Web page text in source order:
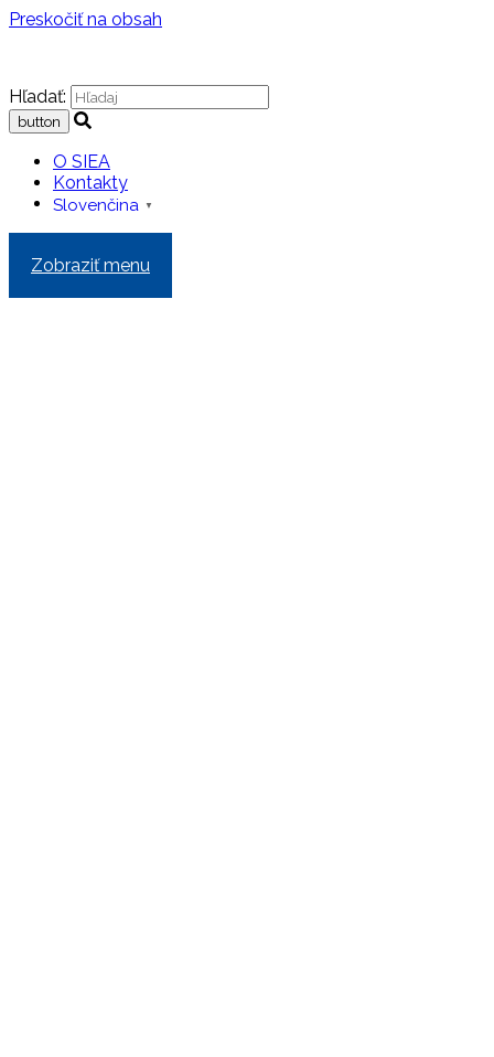
Preskočiť na obsah
Hľadať:
O SIEA
Kontakty
Slovenčina ▼
Zobraziť menu